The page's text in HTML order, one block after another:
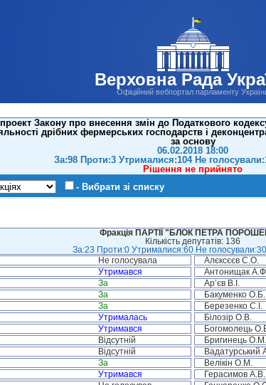
Верховна Рада
Офіційний вебпортал парламенту
Закону про внесення змін до Податкового
дрібних фермерських господарств і
за основу
06.02.2018 18:00
За:98 Проти:3 Утрималися:104 Не
Рішення не прийнято
- Вибрати зі списку
Фракція ПАРТІЇ "БЛОК ПЕТРА
Кількість депутатів: 136
За:23 Проти:0 Утрималися:60 Не голосували:30
Не голосувала Алєксєєв С.О.
Утримався Антонищак
За Ар’єв В.І.
За Бакуменко О.Б.
За Березенко С.І.
Утрималась Білозір О.В.
Утримався Богомолець
Відсутній Бригинець О.М.
Відсутній Вадатурський
За Велікін О.М.
Утримався Герасимов А.В.